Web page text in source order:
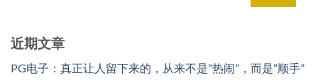
近期文章
PG电子：真正让人留下来的，从来不是“热闹”，而是“顺手”